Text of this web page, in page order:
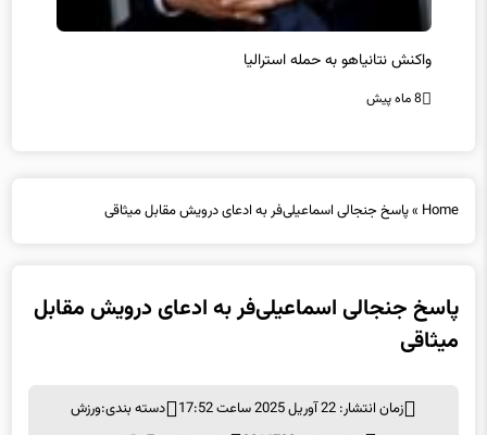
واکنش نتانیاهو به حمله استرالیا
8 ماه پیش
میثاقی
شناسه خبر: 2816723
زمان مطالعه: 7 دقیقه